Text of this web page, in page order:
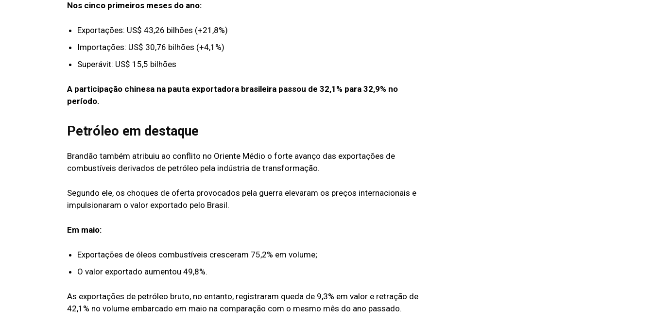
Nos cinco primeiros meses do ano:
Exportações: US$ 43,26 bilhões (+21,8%)
Importações: US$ 30,76 bilhões (+4,1%)
Superávit: US$ 15,5 bilhões
A participação chinesa na pauta exportadora brasileira passou de 32,1% para 32,9% no
período.
Petróleo em destaque
Brandão também atribuiu ao conflito no Oriente Médio o forte avanço das exportações de
combustíveis derivados de petróleo pela indústria de transformação.
Segundo ele, os choques de oferta provocados pela guerra elevaram os preços internacionais e
impulsionaram o valor exportado pelo Brasil.
Em maio:
Exportações de óleos combustíveis cresceram 75,2% em volume;
O valor exportado aumentou 49,8%.
As exportações de petróleo bruto, no entanto, registraram queda de 9,3% em valor e retração de
42,1% no volume embarcado em maio na comparação com o mesmo mês do ano passado.